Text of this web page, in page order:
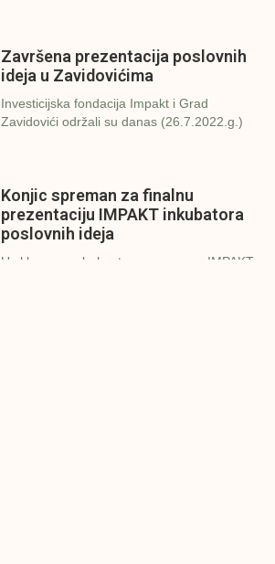
Završena prezentacija poslovnih
ideja u Zavidovićima
Investicijska fondacija Impakt i Grad
Zavidovići održali su danas (26.7.2022.g.)
Konjic spreman za finalnu
prezentaciju IMPAKT inkubatora
poslovnih ideja
U sklopu sveobuhvatnog programa IMPAKT